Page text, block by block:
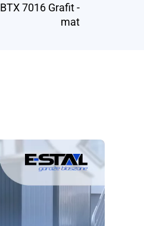
BTX 7016 Grafit -
mat